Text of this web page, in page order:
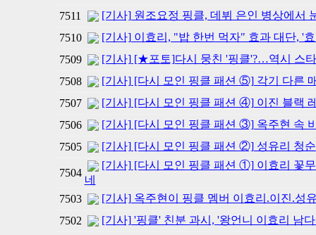
7511
[기사] 원조요정 핑클, 데뷔 은인 병상에서
7510
[기사] 이효리, "밥 한번 먹자" 효과 대단, '
7509
[기사] [★포토]다시 뭉친 '핑클'?…역시
7508
[기사] [다시 모인 핑클 패션 ⑤] 각기 다른
7507
[기사] [다시 모인 핑클 패션 ④] 이진 블랙
7506
[기사] [다시 모인 핑클 패션 ③] 옥주현 속
7505
[기사] [다시 모인 핑클 패션 ②] 성유리 청
7504
[기사] [다시 모인 핑클 패션 ①] 이효리 꽃
네
7503
[기사] 옥주현이 핑클 멤버 이효리.이진.성
7502
[기사] '핑클' 친분 과시, '왕언니 이효리 남